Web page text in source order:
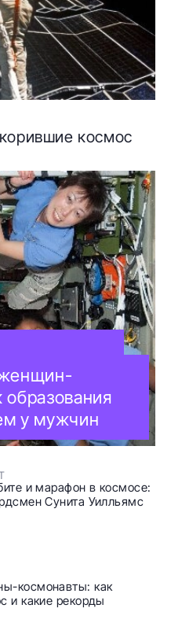
космос
образования
у мужчин
и марафон в космосе:
Сунита Уилльямс
космонавты: как
и какие рекорды